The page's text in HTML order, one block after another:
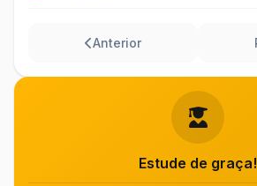
Anterior
Estude de graça!